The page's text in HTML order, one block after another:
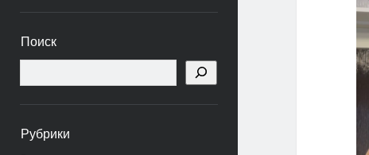
панель
Поиск
Рубрики